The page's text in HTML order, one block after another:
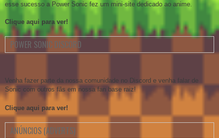
esse sucesso a Power Sonic fez um mini-site dedicado ao anime.
Clique aqui para ver!
POWER SONIC DISCORD
Venha fazer parte da nossa comunidade no Discord e venha falar de
Sonic com outros fãs em nossa fan base raiz!
Clique aqui para ver!
ANÚNCIOS (ADVERTS)